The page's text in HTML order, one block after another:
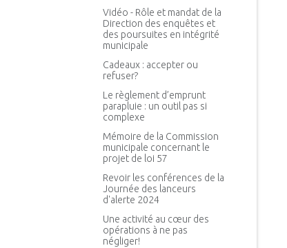
Vidéo - Rôle et mandat de la
Direction des enquêtes et
des poursuites en intégrité
municipale
Cadeaux : accepter ou
refuser?
Le règlement d’emprunt
parapluie : un outil pas si
complexe
Mémoire de la Commission
municipale concernant le
projet de loi 57
Revoir les conférences de la
Journée des lanceurs
d'alerte 2024
Une activité au cœur des
opérations à ne pas
négliger!